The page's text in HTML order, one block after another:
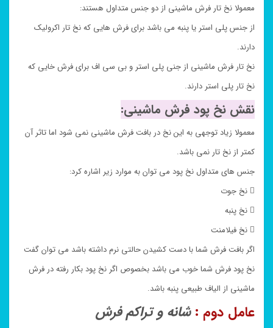
معمولا نخ تار فرش ماشینی از دو جنس متداول هستند:
از جنس پلی استر یا پنبه می باشد برای فرش هایی که نخ تار اکرولیک
دارند.
نخ تار فرش ماشینی از جنی پلی استر و بی سی اف برای فرش خایی که
نخ تار پلی استر دارند.
نقش نخ پود فرش ماشینی:
معمولا زیاد توجهی به این نخ در بافت فرش ماشینی نمی شود اما تاثر آن
کمتر از نخ تار نمی باشد.
جنس های متداول نخ پود می توان به موارد زیر اشاره کرد:
 نخ جوت
 نخ پنبه
 نخ فیلامنت
اگر بافت فرش شما با دست کشیدن حالتی نرم داشته باشد می توان گفت
نخ پود فرش شما خوب می باشد بخصوص اگر نخ پود بکار رفته در فرش
ماشینی از الیاف طبیعی پنبه باشد.
عامل دوم : شانه و تراکم فرش